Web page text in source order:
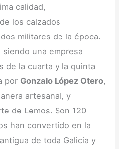
calidad,
los calzados
militares de la época.
una empresa
de la cuarta y la quinta
por Gonzalo López Otero,
artesanal, y
de Lemos. Son 120
han convertido en la
de toda Galicia y